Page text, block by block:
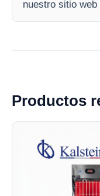
nuestro sitio
Productos